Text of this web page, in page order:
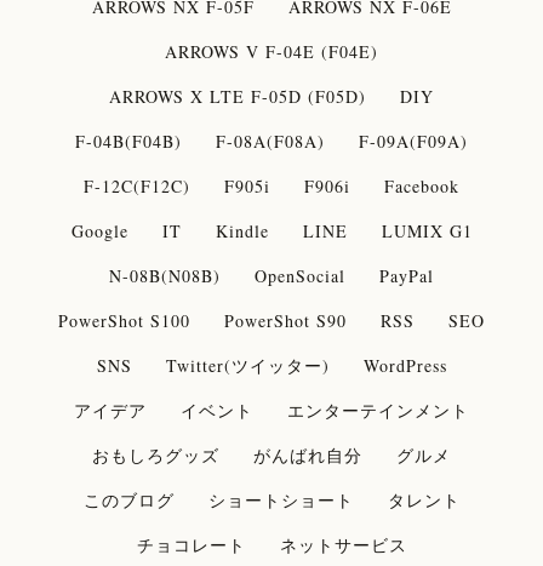
ARROWS NX F-05F
ARROWS NX F-06E
ARROWS V F-04E (F04E)
ARROWS X LTE F-05D (F05D)
DIY
F-04B(F04B)
F-08A(F08A)
F-09A(F09A)
F-12C(F12C)
F905i F906i
Facebook
Google
IT Kindle LINE
LUMIX G1
N-08B(N08B)
OpenSocial
PayPal
PowerShot S100
PowerShot S90 RSS
SEO
SNS
Twitter(ツイッター)
WordPress
アイデア
イベント
エンターテインメント
おもしろグッズ
がんばれ自分
グルメ
このブログ
ショートショート
タレント
チョコレート
ネットサービス